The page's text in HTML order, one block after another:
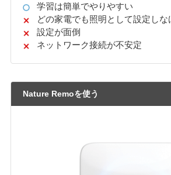
学習は簡単でやりやすい
どの家電でも照明として設定しな
設定が面倒
ネットワーク接続が不安定
Nature Remoを使う